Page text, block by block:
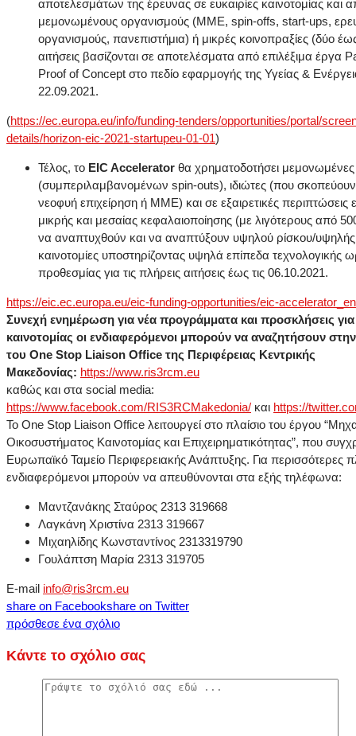
αποτελεσμάτων της έρευνας σε ευκαιρίες καινοτομίας και
μεμονωμένους οργανισμούς (ΜΜΕ, spin-offs, start-ups,
οργανισμούς, πανεπιστήμια) ή μικρές κοινοπραξίες (δύο
αιτήσεις βασίζονται σε αποτελέσματα από επιλέξιμα έργα
Proof of Concept στο πεδίο εφαρμογής της Υγείας &
22.09.2021.
(https://ec.europa.eu/info/funding-tenders/opportunities/portal/
details/horizon-eic-2021-startupeu-01-01)
Τέλος, το EIC Accelerator θα χρηματοδοτήσει
(συμπεριλαμβανομένων spin-outs), ιδιώτες (που σκοπεύουν
νεοφυή επιχείρηση ή ΜΜΕ) και σε εξαιρετικές περιπτώσεις
μικρής και μεσαίας κεφαλαιοποίησης (με λιγότερους από
να αναπτυχθούν και να αναπτύξουν υψηλού ρίσκου/
καινοτομίες υποστηρίζοντας υψηλά επίπεδα τεχνολογικής
προθεσμίας για τις πλήρεις αιτήσεις έως τις 06.10.2021.
https://eic.ec.europa.eu/eic-funding-opportunities/eic-accelerator_en
Συνεχή ενημέρωση για νέα προγράμματα και προσκλήσεις
καινοτομίας οι ενδιαφερόμενοι μπορούν να αναζητήσουν
του One Stop Liaison Office της Περιφέρειας Kεντρικής
Μακεδονίας: https://www.ris3rcm.eu
καθώς και στα social media:
https://www.facebook.com/RIS3RCMakedonia/ και https://
To One Stop Liaison Office λειτουργεί στο πλαίσιο του έργου
Οικοσυστήματος Καινοτομίας και Επιχειρηματικότητας”, που
Ευρωπαϊκό Ταμείο Περιφερειακής Ανάπτυξης. Για περισσότερες
ενδιαφερόμενοι μπορούν να απευθύνονται στα εξής τηλέφωνα:
Μαντζανάκης Σταύρος 2313 319668
Λαγκάνη Χριστίνα 2313 319667
Μιχαηλίδης Κωνσταντίνος 2313319790
Γουλάπτση Μαρία 2313 319705
E-mail info@ris3rcm.eu
share on Facebookshare on Twitter
πρόσθεσε ένα σχόλιο
Κάντε το σχόλιο σας